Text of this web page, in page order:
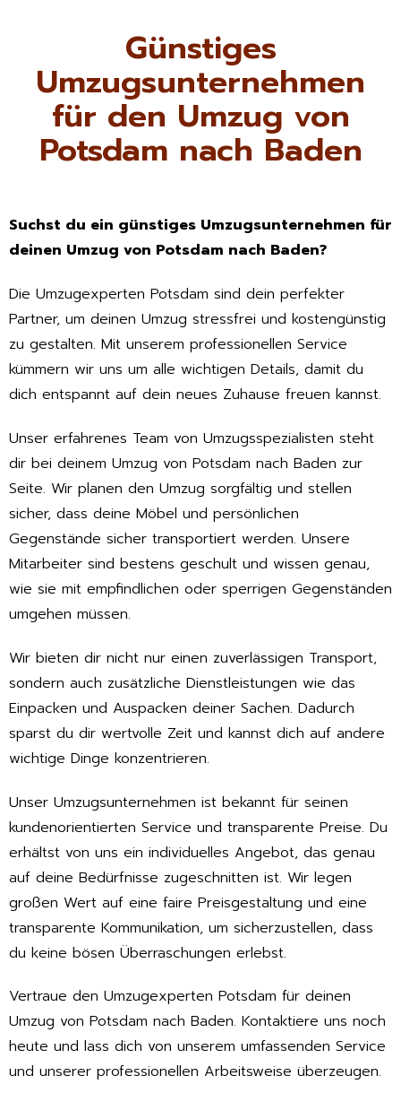
Günstiges
Umzugsunternehmen
für den Umzug von
Potsdam nach Baden
Suchst du ein günstiges Umzugsunternehmen für
deinen Umzug von Potsdam nach Baden?
Die Umzugexperten Potsdam sind dein perfekter
Partner, um deinen Umzug stressfrei und kostengünstig
zu gestalten. Mit unserem professionellen Service
kümmern wir uns um alle wichtigen Details, damit du
dich entspannt auf dein neues Zuhause freuen kannst.
Unser erfahrenes Team von Umzugsspezialisten steht
dir bei deinem Umzug von Potsdam nach Baden zur
Seite. Wir planen den Umzug sorgfältig und stellen
sicher, dass deine Möbel und persönlichen
Gegenstände sicher transportiert werden. Unsere
Mitarbeiter sind bestens geschult und wissen genau,
wie sie mit empfindlichen oder sperrigen Gegenständen
umgehen müssen.
Wir bieten dir nicht nur einen zuverlässigen Transport,
sondern auch zusätzliche Dienstleistungen wie das
Einpacken und Auspacken deiner Sachen. Dadurch
sparst du dir wertvolle Zeit und kannst dich auf andere
wichtige Dinge konzentrieren.
Unser Umzugsunternehmen ist bekannt für seinen
kundenorientierten Service und transparente Preise. Du
erhältst von uns ein individuelles Angebot, das genau
auf deine Bedürfnisse zugeschnitten ist. Wir legen
großen Wert auf eine faire Preisgestaltung und eine
transparente Kommunikation, um sicherzustellen, dass
du keine bösen Überraschungen erlebst.
Vertraue den Umzugexperten Potsdam für deinen
Umzug von Potsdam nach Baden. Kontaktiere uns noch
heute und lass dich von unserem umfassenden Service
und unserer professionellen Arbeitsweise überzeugen.